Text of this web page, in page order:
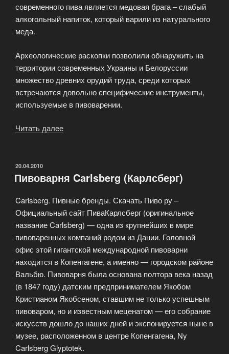
современного пива является медовая брага – слабый
алкогольный напиток, который варили из натурального
меда.
Археологические раскопки позволили обнаружить на
территории современных Украины и Белоруссии
множество древних орудий труда, среди которых
встречаются довольно специфические инструменты,
используемые в пивоварении.
Читать далее
ОПУБЛИКОВАНО
20.04.2010
Пивоварня Carlsberg (Карлсберг)
Carlsberg. Пивные бренды. Скачать Пиво ру –
Официальный сайт ПиваКарлсберг (оригинальное
название Carlsberg) — одна из крупнейших в мире
пивоваренных компаний родом из Дании. Головной
офис этой гигантской международной пивоварни
находится в Копенгагене, а именно — городском районе
Вальбю. Пивоварня была основана полтора века назад
(в 1847 году) датским предпринимателем Якобом
Кристианом Якобсеном, ставшим не только успешным
пивоваром, но и известным меценатом — его собрание
искусств дошло до наших дней и экспонируется ныне в
музее, расположенном в центре Копенгагена, Ny
Carlsberg Glyptotek.